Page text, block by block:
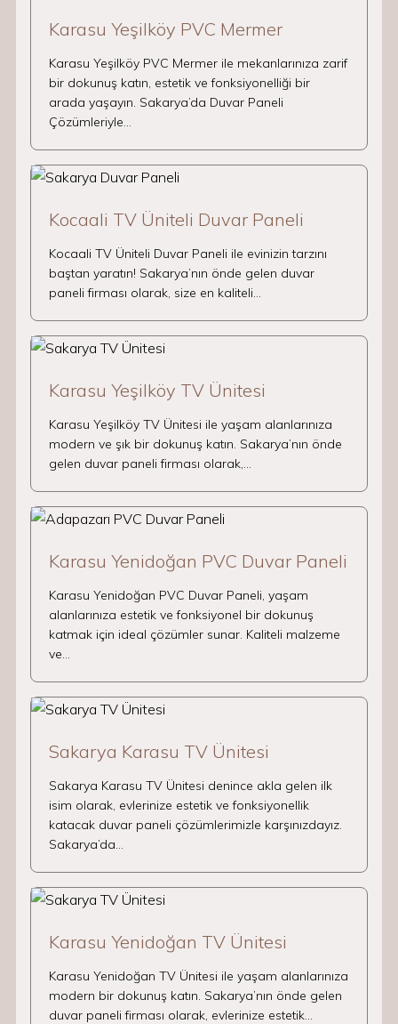
Karasu Yeşilköy PVC Mermer
Karasu Yeşilköy PVC Mermer ile mekanlarınıza zarif
bir dokunuş katın, estetik ve fonksiyonelliği bir
arada yaşayın. Sakarya’da Duvar Paneli
Çözümleriyle…
Kocaali TV Üniteli Duvar Paneli
Kocaali TV Üniteli Duvar Paneli ile evinizin tarzını
baştan yaratın! Sakarya’nın önde gelen duvar
paneli firması olarak, size en kaliteli…
Karasu Yeşilköy TV Ünitesi
Karasu Yeşilköy TV Ünitesi ile yaşam alanlarınıza
modern ve şık bir dokunuş katın. Sakarya’nın önde
gelen duvar paneli firması olarak,…
Karasu Yenidoğan PVC Duvar Paneli
Karasu Yenidoğan PVC Duvar Paneli, yaşam
alanlarınıza estetik ve fonksiyonel bir dokunuş
katmak için ideal çözümler sunar. Kaliteli malzeme
ve…
Sakarya Karasu TV Ünitesi
Sakarya Karasu TV Ünitesi denince akla gelen ilk
isim olarak, evlerinize estetik ve fonksiyonellik
katacak duvar paneli çözümlerimizle karşınızdayız.
Sakarya’da…
Karasu Yenidoğan TV Ünitesi
Karasu Yenidoğan TV Ünitesi ile yaşam alanlarınıza
modern bir dokunuş katın. Sakarya’nın önde gelen
duvar paneli firması olarak, evlerinize estetik…